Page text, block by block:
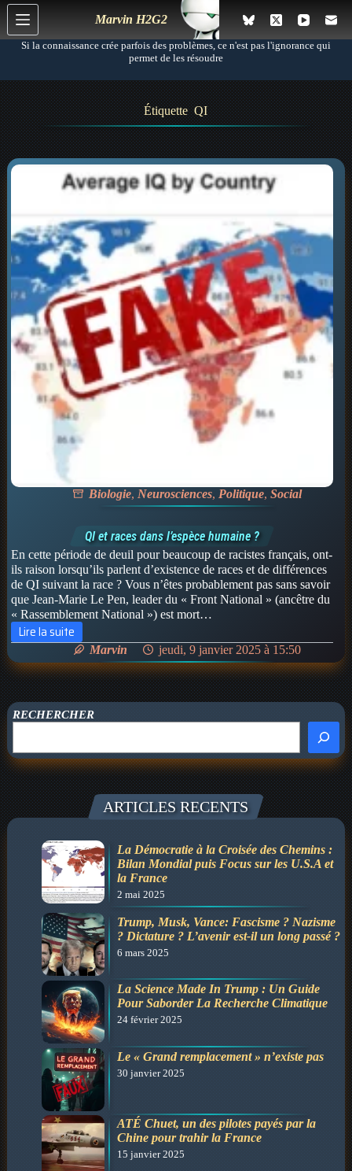
P
a
s
r
a
u
c
o
n
Marvin H2G2
Si la connaissance crée parfois des problèmes, ce n'est pas l'ignorance qui
permet de les résoudre
ÉtiquetteQI
Biologie, Neurosciences, Politique,Social
QI et races dans l’espèce humaine ?
En cette période de deuil pour beaucoup de racistes français, ont-
ils raison lorsqu’ils parlent d’existence de races et de différences
de QI suivant la race ? Vous n’êtes probablement pas sans savoir
que Jean-Marie Le Pen, leader du « Front National » (ancêtre du
« Rassemblement National ») est mort…
Lire la suite
QI
et
races
dans
l’espèce
?
Marvin jeudi, 9 janvier 2025 à 15:50
RECHERCHER
ARTICLES RECENTS
La Démocratie à la Croisée des Chemins :
Bilan Mondial puis Focus sur les U.S.A et
la France
2 mai 2025
Trump, Musk, Vance: Fascisme ? Nazisme
? Dictature ? L’avenir est-il un long passé ?
6 mars 2025
La Science Made In Trump : Un Guide
Pour Saborder La Recherche Climatique
24 février 2025
Le « Grand remplacement » n’existe pas
30 janvier 2025
ATÉ Chuet, un des pilotes payés par la
Chine pour trahir la France
15 janvier 2025